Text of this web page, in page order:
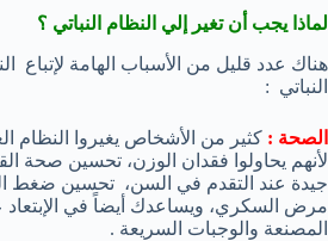
لماذا يجب أن تغير إلي النظام النباتي ؟
هناك عدد قليل من الأسباب الهامة لإتباع
النباتي :
الصحة : كثير من الأشخاص يغيروا النظام
لأنهم يحاولوا فقدان الوزن، تحسين صحة
جيدة عند التقدم في السن، تحسين ضغط
مرض السكري، ويساعدك أيضاً في الإبتعاد
المصنعة والوجبات السريعة .